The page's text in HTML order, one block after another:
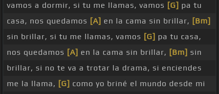
vamos a dormir, si tu me llamas, vamos [G] pa tu
casa, nos quedamos [A] en la cama sin brillar, [Bm]
sin brillar, si tu me llamas, vamos [G] pa tu casa,
nos quedamos [A] en la cama sin brillar, [Bm] sin
brillar, si no te va a trotar la drama, si enciendes
me la llama, [G] como yo briné el mundo desde mi